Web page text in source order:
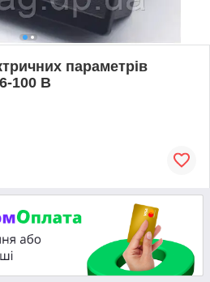
параметрів
100 В